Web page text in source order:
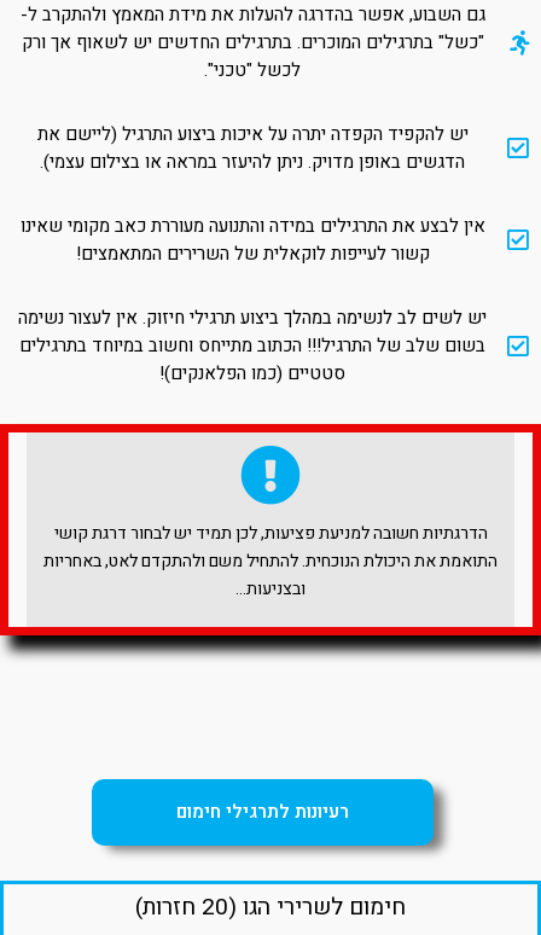
גם השבוע, אפשר בהדרגה להעלות את מידת המאמץ ולהתקרב ל-
"כשל" בתרגילים המוכרים. בתרגילים החדשים יש לשאוף אך ורק
לכשל "טכני".
יש להקפיד הקפדה יתרה על איכות ביצוע התרגיל (ליישם את
הדגשים באופן מדויק. ניתן להיעזר במראה או בצילום עצמי).
אין לבצע את התרגילים במידה והתנועה מעוררת כאב מקומי שאינו
קשור לעייפות לוקאלית של השרירים המתאמצים!
יש לשים לב לנשימה במהלך ביצוע תרגילי חיזוק. אין לעצור נשימה
בשום שלב של התרגיל!!! הכתוב מתייחס וחשוב במיוחד בתרגילים
סטטיים (כמו הפלאנקים)!
הדרגתיות חשובה למניעת פציעות, לכן תמיד יש לבחור דרגת קושי
התואמת את היכולת הנוכחית. להתחיל משם ולהתקדם לאט, באחריות
ובצניעות…
רעיונות לתרגילי חימום
חימום לשרירי הגו (20 חזרות)